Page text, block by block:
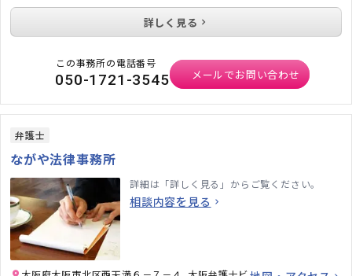
詳しく見る
この事務所の電話番号
050-1721-3545 メールでお問い合わせ
弁護士
ながや法律事務所
詳細は「詳しく見る」からご覧ください。
相談内容を見る